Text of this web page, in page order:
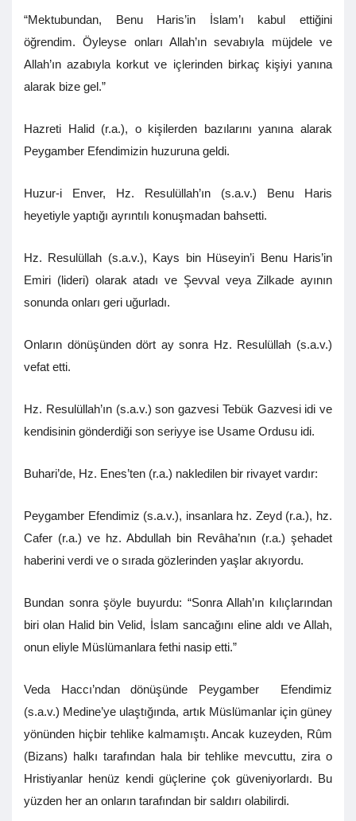
“Mektubundan, Benu Haris’in İslam’ı kabul ettiğini
öğrendim. Öyleyse onları Allah’ın sevabıyla müjdele ve
Allah’ın azabıyla korkut ve içlerinden birkaç kişiyi yanına
alarak bize gel.”
Hazreti Halid (r.a.), o kişilerden bazılarını yanına alarak
Peygamber Efendimizin huzuruna geldi.
Huzur-i Enver, Hz. Resulüllah’ın (s.a.v.) Benu Haris
heyetiyle yaptığı ayrıntılı konuşmadan bahsetti.
Hz. Resulüllah (s.a.v.), Kays bin Hüseyin’i Benu Haris’in
Emiri (lideri) olarak atadı ve Şevval veya Zilkade ayının
sonunda onları geri uğurladı.
Onların dönüşünden dört ay sonra Hz. Resulüllah (s.a.v.)
vefat etti.
Hz. Resulüllah’ın (s.a.v.) son gazvesi Tebük Gazvesi idi ve
kendisinin gönderdiği son seriyye ise Usame Ordusu idi.
Buhari’de, Hz. Enes’ten (r.a.) nakledilen bir rivayet vardır:
Peygamber Efendimiz (s.a.v.), insanlara hz. Zeyd (r.a.), hz.
Cafer (r.a.) ve hz. Abdullah bin Revâha’nın (r.a.) şehadet
haberini verdi ve o sırada gözlerinden yaşlar akıyordu.
Bundan sonra şöyle buyurdu: “Sonra Allah’ın kılıçlarından
biri olan Halid bin Velid, İslam sancağını eline aldı ve Allah,
onun eliyle Müslümanlara fethi nasip etti.”
Veda Haccı’ndan dönüşünde Peygamber Efendimiz
(s.a.v.) Medine’ye ulaştığında, artık Müslümanlar için güney
yönünden hiçbir tehlike kalmamıştı. Ancak kuzeyden, Rûm
(Bizans) halkı tarafından hala bir tehlike mevcuttu, zira o
Hristiyanlar henüz kendi güçlerine çok güveniyorlardı. Bu
yüzden her an onların tarafından bir saldırı olabilirdi.